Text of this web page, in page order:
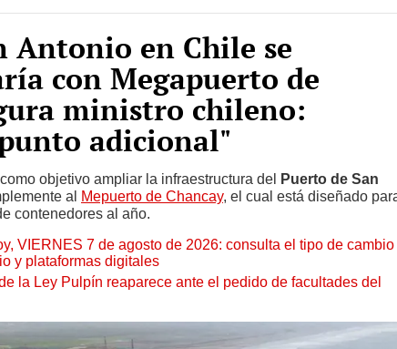
Antonio en Chile se
con Megapuerto de
ministro chileno:
adicional"
objetivo ampliar la infraestructura del
alMepuerto de Chancay, el cual está diseñado para
contenedores al año.
VIERNES 7 de agosto de 2026: consulta el tipo de cambio
y plataformas digitales
la Ley Pulpín reaparece ante el pedido de facultades del